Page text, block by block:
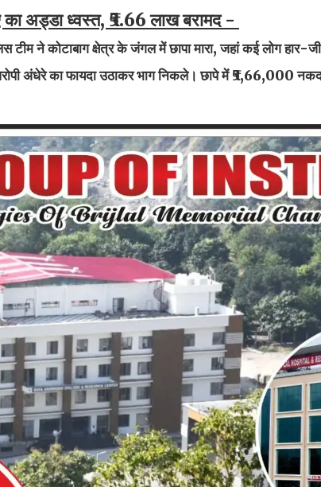
अड्डा ध्वस्त, ₹5.66 लाख बरामद -
टीम ने कोटाबाग क्षेत्र के जंगल में छापा मारा, जहां कई लोग
अंधेरे का फायदा उठाकर भाग निकले। छापे में ₹5,66,000